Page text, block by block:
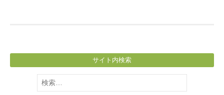
サイト内検索
検
索: